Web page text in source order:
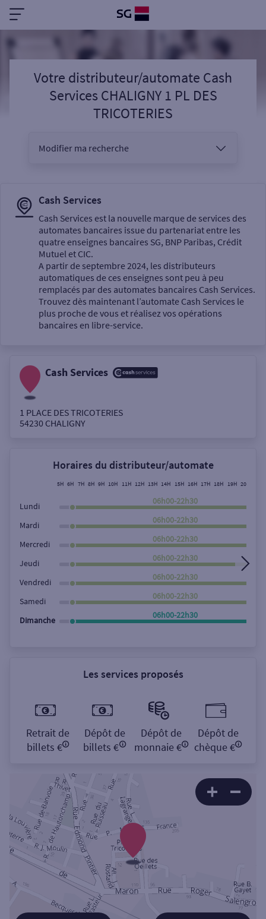
Votre distributeur/automate Cash
Services CHALIGNY 1 PL DES
TRICOTERIES
Modifier ma recherche
Sélectionnez votre recherche
Un service
Autour de moi
Rue
Rechercher
Cash Services
Cash Services est la nouvelle marque de services des
automates bancaires issue du partenariat entre les
quatre enseignes bancaires SG, BNP Paribas, Crédit
Mutuel et CIC.
A partir de septembre 2024, les distributeurs
automatiques de ces enseignes sont peu à peu
remplacés par des automates bancaires Cash Services.
Trouvez dès maintenant l’automate Cash Services le
plus proche de vous et réalisez vos opérations
bancaires en libre-service.
Cash Services
1 PLACE DES TRICOTERIES
54230 CHALIGNY
Horaires du distributeur/automate
5H 6H 7H 8H 9H 10H 11H 12H 13H 14H 15H 16H 17H 18H 19H 20H
Lundi
06h00-22h30
Mardi
06h00-22h30
Mercredi
06h00-22h30
Jeudi
06h00-22h30
Vendredi
06h00-22h30
Samedi
06h00-22h30
Dimanche
06h00-22h30
Les services proposés
Retrait de
billets €
Dépôt de
billets €
Dépôt de
monnaie €
Dépôt de
chèque €